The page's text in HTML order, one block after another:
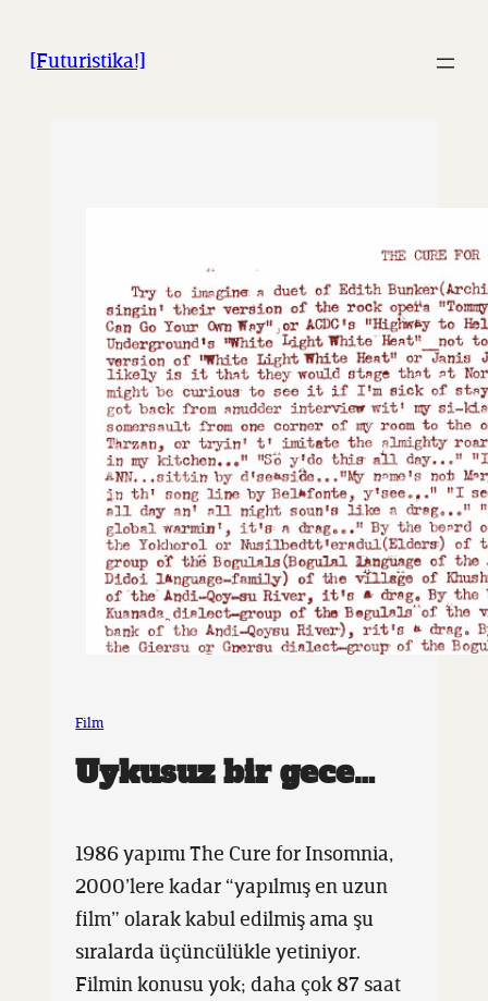
geç[Futuristika!]
Film
Uykusuz bir gece…
1986 yapımı The Cure for Insomnia,
2000’lere kadar “yapılmış en uzun
film” olarak kabul edilmiş ama şu
sıralarda üçüncülükle yetiniyor.
Filmin konusu yok; daha çok 87 saat